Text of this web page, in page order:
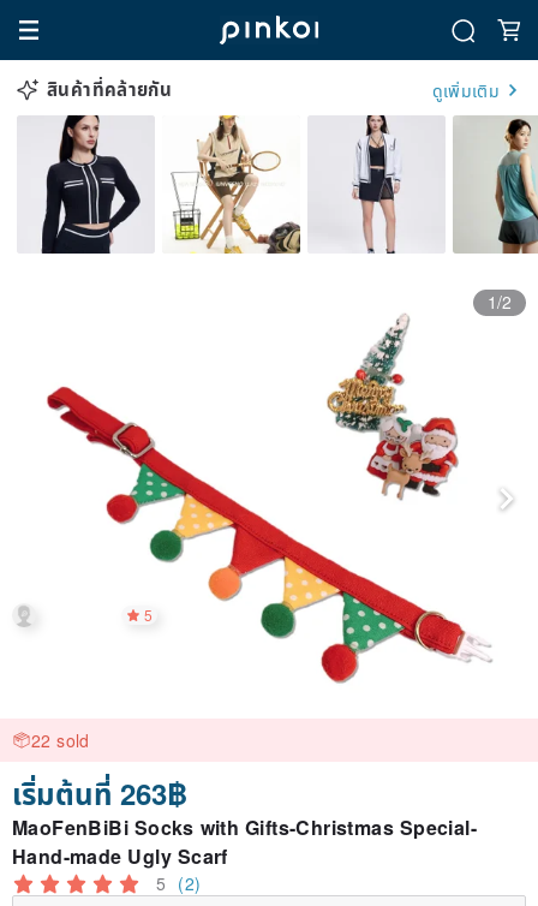
สินค้าที่คล้ายกัน ดูเพิ่มเติม
1/2
5
22 sold
เริ่มต้นที่ 263฿
MaoFenBiBi Socks with Gifts-Christmas Special-
Hand-made Ugly Scarf
5 (2)